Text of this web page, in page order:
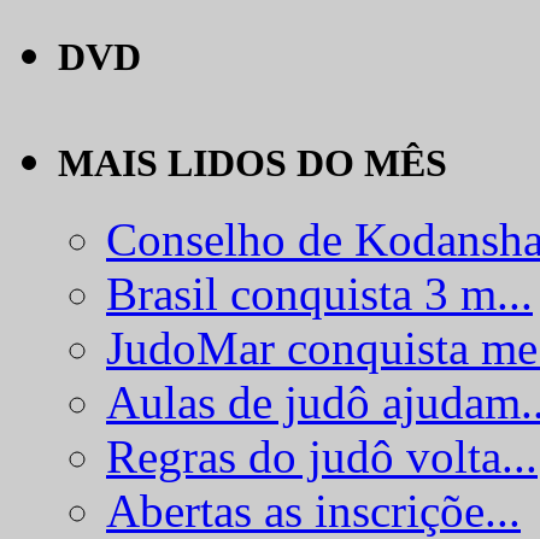
DVD
MAIS LIDOS DO MÊS
Conselho de
Brasil conquista 3 m...
JudoMar conquista
Aulas de judô
Regras do judô volta...
Abertas as inscriçõe...